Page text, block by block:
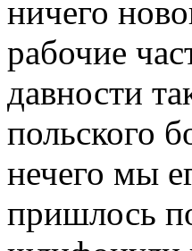
ничего
рабочие
давности
польского
нечего мы
пришлось